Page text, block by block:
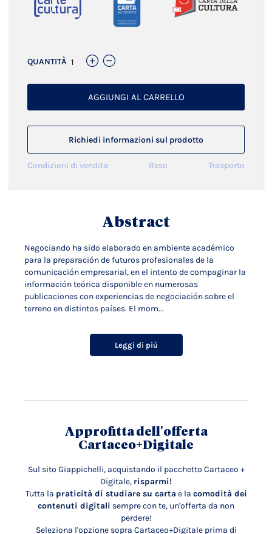
QUANTITÀ
AGGIUNGI AL CARRELLO
Richiedi informazioni sul prodotto
Condizioni di vendita Reso Trasporto
Abstract
Negociando ha sido elaborado en ambiente académico
para la preparación de futuros profesionales de la
comunicación empresarial, en el intento de compaginar la
información teórica disponible en numerosas
publicaciones con experiencias de negociación sobre el
terreno en distintos países. El mom...
Leggi di più
Approfitta dell'offerta
Cartaceo+Digitale
Sul sito Giappichelli, acquistando il pacchetto Cartaceo +
Digitale, risparmi!
Tutta la praticità di studiare su carta e la comodità dei
contenuti digitali sempre con te, un'offerta da non
perdere!
Seleziona l'opzione sopra Cartaceo+Digitale prima di